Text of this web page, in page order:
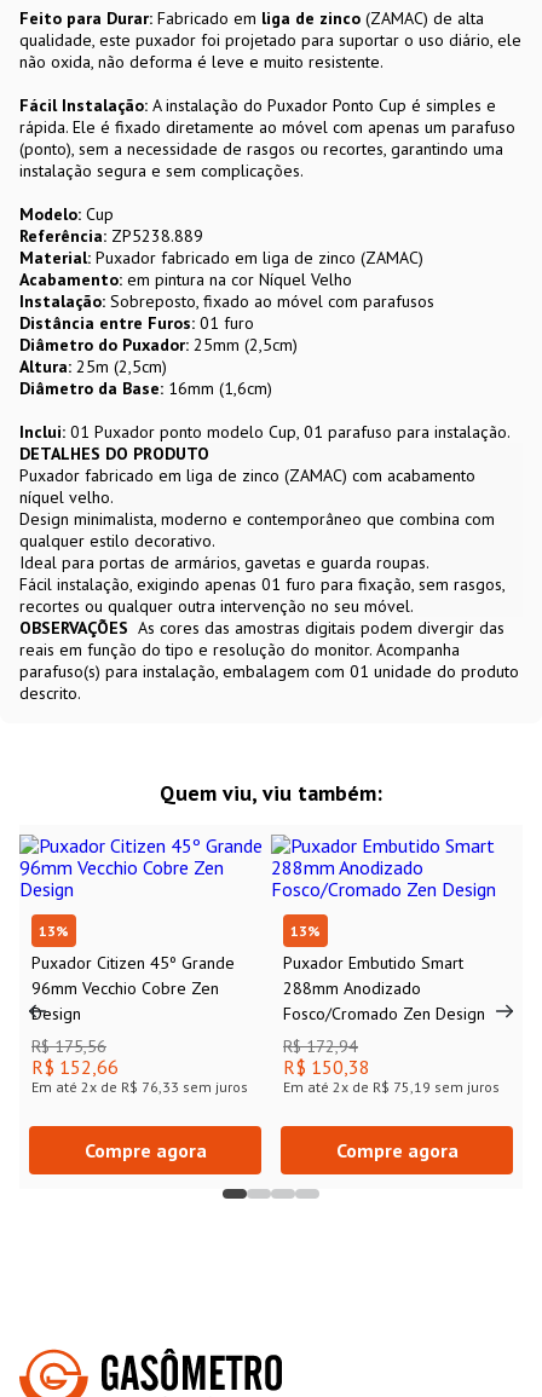
Feito para Durar: Fabricado em liga de zinco (ZAMAC) de alta
qualidade, este puxador foi projetado para suportar o uso diário, ele
não oxida, não deforma é leve e muito resistente.
Fácil Instalação: A instalação do Puxador Ponto Cup é simples e
rápida. Ele é fixado diretamente ao móvel com apenas um parafuso
(ponto), sem a necessidade de rasgos ou recortes, garantindo uma
instalação segura e sem complicações.
Modelo: Cup
Referência: ZP5238.889
Material: Puxador fabricado em liga de zinco (ZAMAC)
Acabamento: em pintura na cor Níquel Velho
Instalação: Sobreposto, fixado ao móvel com parafusos
Distância entre Furos: 01 furo
Diâmetro do Puxador: 25mm (2,5cm)
Altura: 25m (2,5cm)
Diâmetro da Base: 16mm (1,6cm)
Inclui: 01 Puxador ponto modelo Cup, 01 parafuso para instalação.
DETALHES DO PRODUTO
Puxador fabricado em liga de zinco (ZAMAC) com acabamento
níquel velho.
Design minimalista, moderno e contemporâneo que combina com
qualquer estilo decorativo.
Ideal para portas de armários, gavetas e guarda roupas.
Fácil instalação, exigindo apenas 01 furo para fixação, sem rasgos,
recortes ou qualquer outra intervenção no seu móvel.
OBSERVAÇÕES As cores das amostras digitais podem divergir das
reais em função do tipo e resolução do monitor. Acompanha
parafuso(s) para instalação, embalagem com 01 unidade do produto
descrito.
Quem viu, viu também:
13%
Puxador Citizen 45º Grande
96mm Vecchio Cobre Zen
Design
R$ 175,56
R$ 152,66
Em até 2x de R$ 76,33 sem juros
Compre agora
13%
Puxador Embutido Smart
288mm Anodizado
Fosco/Cromado Zen Design
R$ 172,94
R$ 150,38
Em até 2x de R$ 75,19 sem juros
Compre agora